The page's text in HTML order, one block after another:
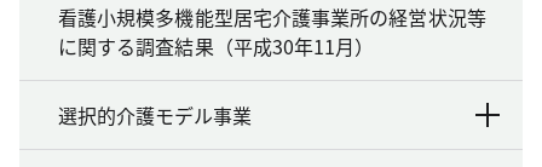
看護小規模多機能型居宅介護事業所の経営状況等
に関する調査結果（平成30年11月）
選択的介護モデル事業